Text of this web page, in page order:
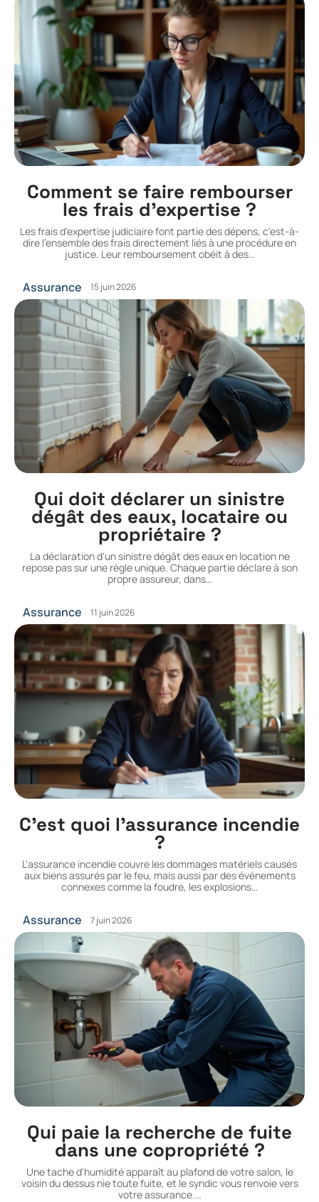
Comment se faire rembourser
les frais d’expertise ?
Les frais d'expertise judiciaire font partie des dépens, c'est-à-
dire l'ensemble des frais directement liés à une procédure en
justice. Leur remboursement obéit à des…
Assurance 15 juin 2026
Qui doit déclarer un sinistre
dégât des eaux, locataire ou
propriétaire ?
La déclaration d'un sinistre dégât des eaux en location ne
repose pas sur une règle unique. Chaque partie déclare à son
propre assureur, dans…
Assurance 11 juin 2026
C’est quoi l’assurance incendie
?
L'assurance incendie couvre les dommages matériels causés
aux biens assurés par le feu, mais aussi par des événements
connexes comme la foudre, les explosions…
Assurance 7 juin 2026
Qui paie la recherche de fuite
dans une copropriété ?
Une tache d'humidité apparaît au plafond de votre salon, le
voisin du dessus nie toute fuite, et le syndic vous renvoie vers
votre assurance.…